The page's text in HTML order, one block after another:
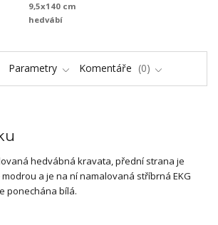
9,5x140 cm
hedvábí
Parametry Komentáře 0
hedvábná kravata, přední strana je
a je na ní namalovaná stříbrná EKG
ponechána bílá.